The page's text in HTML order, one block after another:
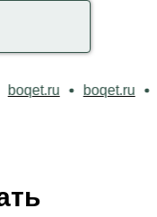
boqet.ru